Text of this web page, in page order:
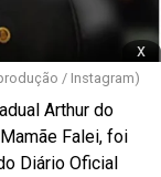
x
/ Instagram)
Arthur do
Falei, foi
Diário Oficial